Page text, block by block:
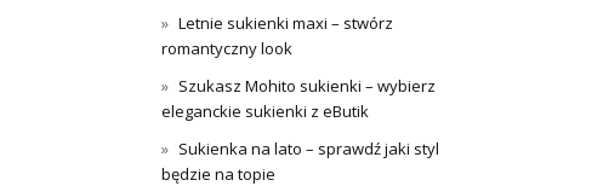
Letnie sukienki maxi – stwórz
romantyczny look
Szukasz Mohito sukienki – wybierz
eleganckie sukienki z eButik
Sukienka na lato – sprawdź jaki styl
będzie na topie